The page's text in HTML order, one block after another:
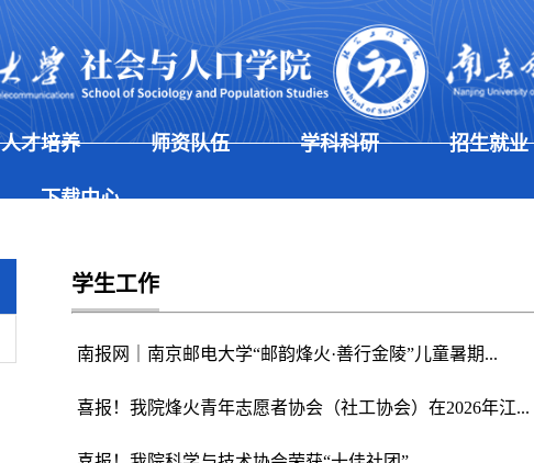
人才培养 师资队伍 学科科研 招生就业
下载中心
学生工作
南报网｜南京邮电大学“邮韵烽火·善行金陵”儿童暑期...
喜报！我院烽火青年志愿者协会（社工协会）在2026年江...